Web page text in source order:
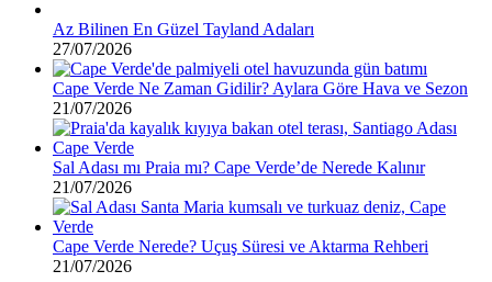
Az Bilinen En Güzel Tayland Adaları
27/07/2026
Cape Verde Ne Zaman Gidilir? Aylara Göre Hava ve Sezon
21/07/2026
Sal Adası mı Praia mı? Cape Verde’de Nerede Kalınır
21/07/2026
Cape Verde Nerede? Uçuş Süresi ve Aktarma Rehberi
21/07/2026